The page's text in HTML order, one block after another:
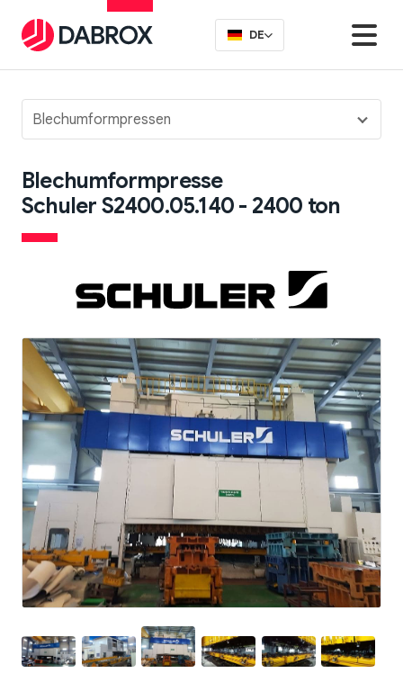
Blechumformpressen
Blechumformpresse
Schuler S2400.05.140 - 2400 ton